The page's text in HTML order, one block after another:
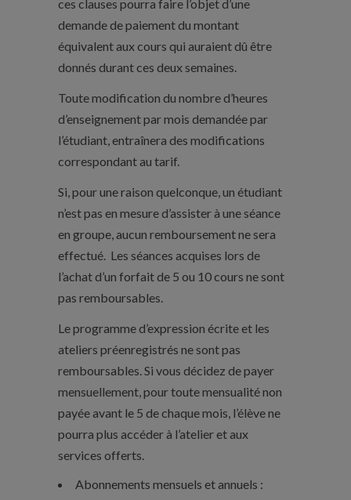
ces clauses pourra faire l’objet d’une
demande de paiement du montant
équivalent aux cours qui auraient dû être
donnés durant ces deux semaines.
Toute modification du nombre d’heures
d’enseignement par mois demandée par
l’étudiant, entraînera des modifications
correspondant au tarif.
Si, pour une raison quelconque, un étudiant
n’est pas en mesure d’assister à une séance
en groupe, aucun remboursement ne sera
effectué. Les séances acquises lors de
l’achat d’un forfait de 5 ou 10 cours ne sont
pas remboursables.
Le programme d’expression écrite et les
ateliers préenregistrés ne sont pas
remboursables. Si vous décidez de payer
mensuellement, pour toute mensualité non
payée avant le 5 de chaque mois, l’élève ne
pourra plus accéder à l’atelier et aux
services offerts.
Abonnements mensuels et annuels :